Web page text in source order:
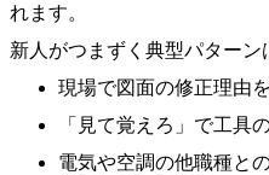
れます。
新人がつまずく典型パターン
現場で図面の修正理由
「見て覚えろ」で工具
電気や空調の他職種と